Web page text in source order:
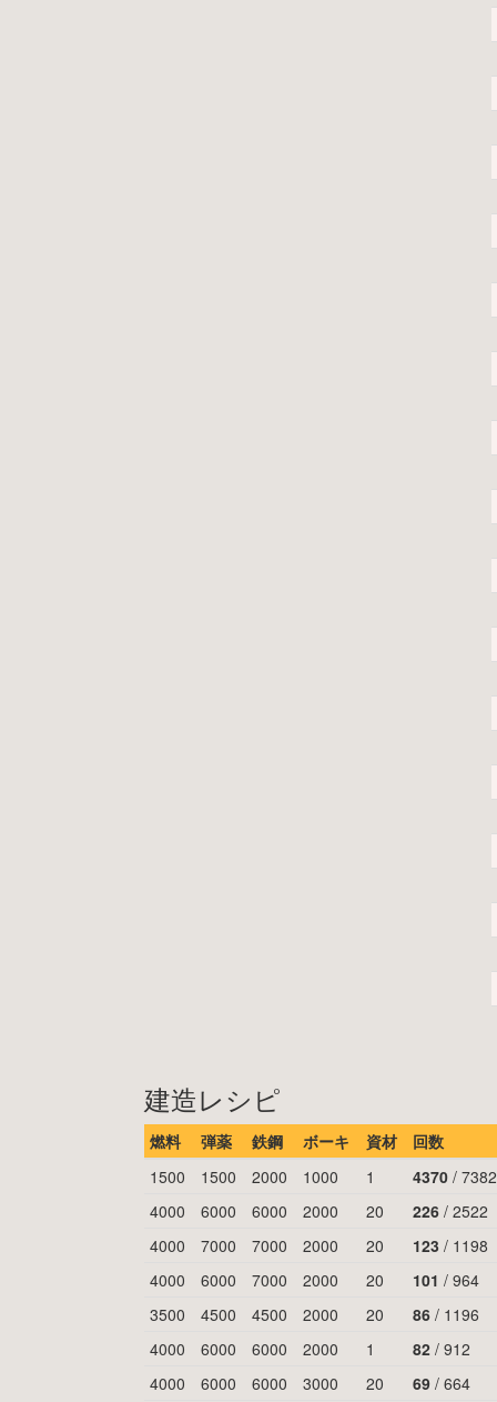
建造レシピ
燃料 弾薬 鉄鋼 ボーキ 資材
回数
1500
1500 2000 1000 1 4370 /
4000
6000 6000 2000 20 226 / 2522
4000
7000 7000 2000 20 123 / 1198
4000
6000 7000 2000 20 101 / 964
3500
4500 4500 2000 20 86 / 1196
4000
6000 6000 2000 1 82 / 912
4000
6000 6000 3000 20 69 / 664